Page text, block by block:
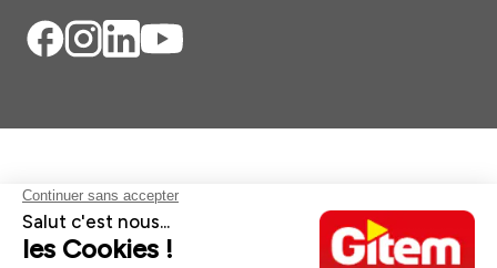
Aides et informations
Services